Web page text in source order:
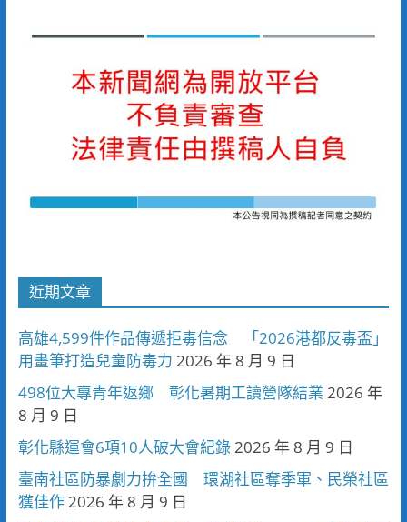
近期文章
高雄4,599件作品傳遞拒毒信念 「2026港都反毒盃」
用畫筆打造兒童防毒力 2026 年 8 月 9 日
498位大專青年返鄉 彰化暑期工讀營隊結業 2026 年
8 月 9 日
彰化縣運會6項10人破大會紀錄2026 年 8 月 9 日
臺南社區防暴劇力拚全國 環湖社區奪季軍、民榮社區
獲佳作2026 年 8 月 9 日